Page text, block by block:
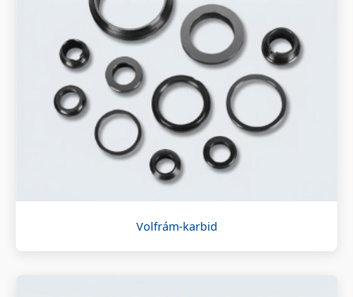
Volfrám-karbid